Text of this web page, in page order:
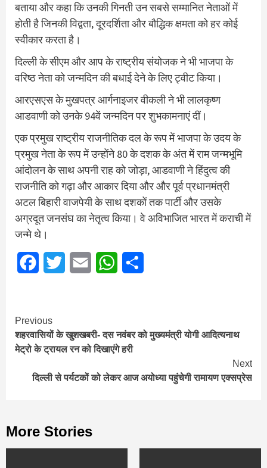
बताया और कहा कि उनकी गिनती उन सबसे सम्मानित नेताओं में
होती है जिनकी विद्वता, दूरदर्शिता और बौद्धिक क्षमता को हर कोई
स्वीकार करता है।
दिल्ली के सीएम और आप के राष्ट्रीय संयोजक ने भी भाजपा के
वरिष्ठ नेता को जन्मदिन की बधाई देने के लिए ट्वीट किया।
आरएसएस के मुखपत्र आर्गनाइजर वीकली ने भी लालकृष्ण
आडवाणी को उनके 94वें जन्मदिन पर शुभकामनाएं दीं।
एक प्रमुख राष्ट्रीय राजनीतिक दल के रूप में भाजपा के उदय के
प्रमुख नेता के रूप में उन्होंने 80 के दशक के अंत में राम जन्मभूमि
आंदोलन के साथ अपनी राह को जोड़ा, आडवाणी ने हिंदुत्व की
राजनीति को गढ़ा और आकार दिया और और पूर्व प्रधानमंत्री
अटल बिहारी वाजपेयी के साथ दशकों तक पार्टी और उसके
अग्रदूत जनसंघ का नेतृत्व किया। वे अविभाजित भारत में कराची में
जन्मे थे।
FacebookTwitter Email WhatsApp
Continue
Reading
Previous
शहरवासियों के खुशखबरी- दस नवंबर को मुख्यमंत्री योगी आदित्यनाथ
मेट्रो के ट्रायल रन को दिखाएंगे हरी
Next
दिल्ली से पर्यटकों को लेकर आज अयोध्या पहुंचेगी रामायण एक्सप्रेस
More Stories